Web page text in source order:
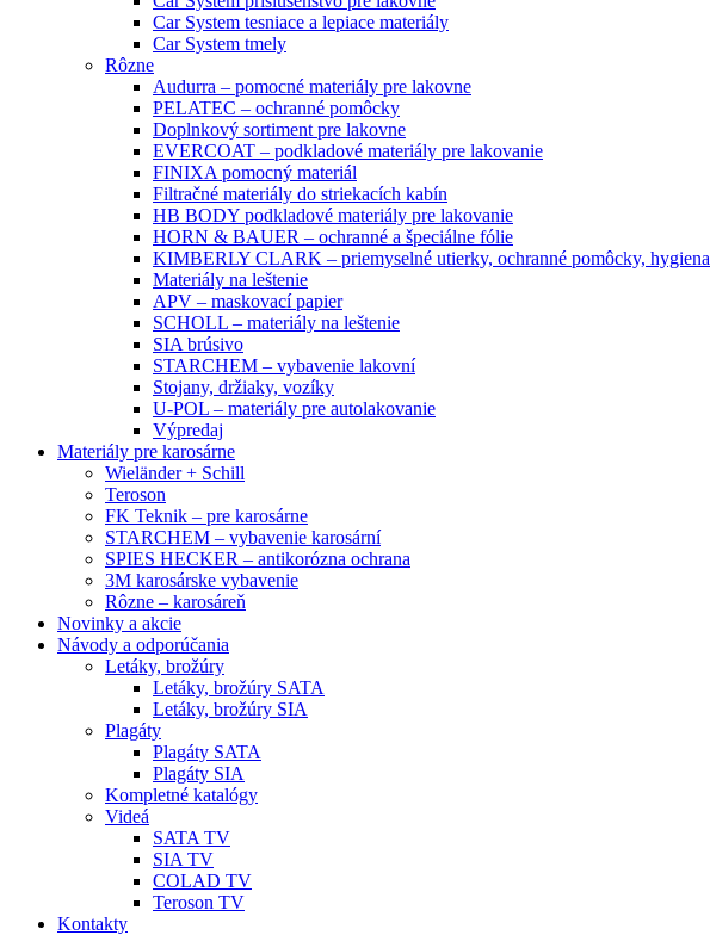
Car System tesniace a lepiace materiály
Car System tmely
Rôzne
Audurra – pomocné materiály pre lakovne
PELATEC – ochranné pomôcky
Doplnkový sortiment pre lakovne
EVERCOAT – podkladové materiály pre lakovanie
FINIXA pomocný materiál
Filtračné materiály do striekacích kabín
HB BODY podkladové materiály pre lakovanie
HORN & BAUER – ochranné a špeciálne fólie
KIMBERLY CLARK – priemyselné utierky, ochranné pomôcky, hygiena
Materiály na leštenie
APV – maskovací papier
SCHOLL – materiály na leštenie
SIA brúsivo
STARCHEM – vybavenie lakovní
Stojany, držiaky, vozíky
U-POL – materiály pre autolakovanie
Výpredaj
Materiály pre karosárne
Wieländer + Schill
Teroson
FK Teknik – pre karosárne
STARCHEM – vybavenie karosární
SPIES HECKER – antikorózna ochrana
3M karosárske vybavenie
Rôzne – karosáreň
Novinky a akcie
Návody a odporúčania
Letáky, brožúry
Letáky, brožúry SATA
Letáky, brožúry SIA
Plagáty
Plagáty SATA
Plagáty SIA
Kompletné katalógy
Videá
SATA TV
SIA TV
COLAD TV
Teroson TV
Kontakty